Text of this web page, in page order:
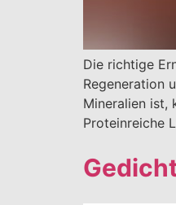
Die richtige
Regeneration
Mineralien ist,
Proteinreiche